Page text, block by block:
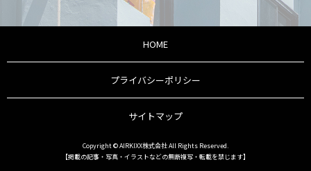
HOME
プライバシーポリシー
サイトマップ
Copyright © AIRKIXX株式会社 All Rights Reserved.
【掲載の記事・写真・イラストなどの無断複写・転載を禁じます】